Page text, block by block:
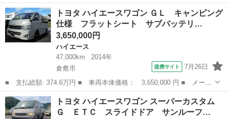
名： トヨタ ■ 車種名： ハイエースワゴン ■ グレード名： グ
ランドキャビン ■ 排気量： 2700cc ■ ドア枚数： 4D ■ ミ...
鳥取 鳥取市 ハイエース
トヨタ ハイエースワゴン ＧＬ キャンピング
仕様 フラットシート サブバッテリ…
3,650,000円
ハイエース
47,000km
2014年
倉敷市
提携サイト 7月26日
■ 支払総額: 374.6万円 ■ 車両本体価格： 3,650,000 円 ■ メーカ
ー名： トヨタ ■ 車種名： ハイエースワゴン ■ グレード名：
ＧＬ キャンピング仕様 フラットシート サブバッテリー ナビ
■ 排気...
岡山 倉敷市 ハイエース
トヨタ ハイエースワゴン スーパーカスタム
Ｇ ＥＴＣ スライドドア サンルーフ…